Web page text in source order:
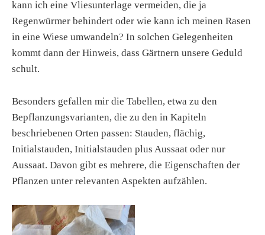
kann ich eine Vliesunterlage vermeiden, die ja
Regenwürmer behindert oder wie kann ich meinen Rasen
in eine Wiese umwandeln? In solchen Gelegenheiten
kommt dann der Hinweis, dass Gärtnern unsere Geduld
schult.
Besonders gefallen mir die Tabellen, etwa zu den
Bepflanzungsvarianten, die zu den in Kapiteln
beschriebenen Orten passen: Stauden, flächig,
Initialstauden, Initialstauden plus Aussaat oder nur
Aussaat. Davon gibt es mehrere, die Eigenschaften der
Pflanzen unter relevanten Aspekten aufzählen.